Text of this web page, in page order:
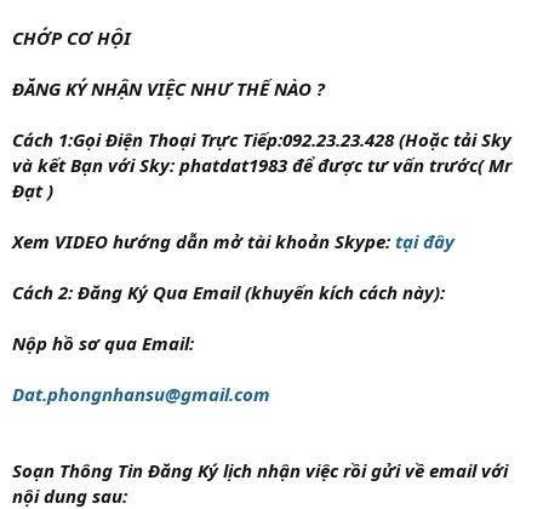
CHỚP CƠ HỘI
ĐĂNG KÝ NHẬN VIỆC NHƯ THẾ NÀO ?
Cách 1:Gọi Điện Thoại Trực Tiếp:092.23.23.428 (Hoặc tải Sky
và kết Bạn với Sky: phatdat1983 để được tư vấn trước( Mr
Đạt )
Xem VIDEO hướng dẫn mở tài khoản Skype: tại đây
Cách 2: Đăng Ký Qua Email(khuyến kích cách này):
Nộp hồ sơ qua Email:
Dat.phongnhansu@gmail.com
Soạn Thông Tin Đăng Ký lịch nhận việc rồi gửi về email với
nội dung sau: